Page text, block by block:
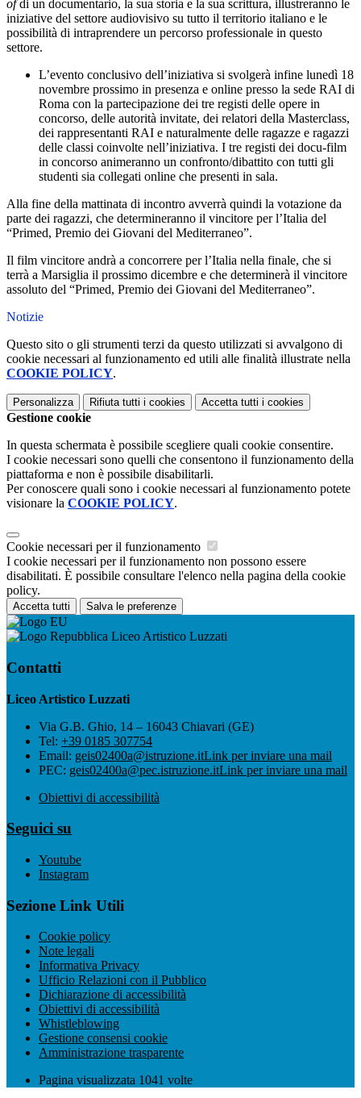
ofdi un documentario, la sua storia e la sua scrittura, illustreranno le
iniziative del settore audiovisivo su tutto il territorio italiano e le
possibilità di intraprendere un percorso professionale in questo
settore.
L’evento conclusivo dell’iniziativa si svolgerà infine lunedì 18
novembre prossimo in presenza e online presso la sede RAI di
Roma con la partecipazione dei tre registi delle opere in
concorso, delle autorità invitate, dei relatori della Masterclass,
dei rappresentanti RAI e naturalmente delle ragazze e ragazzi
delle classi coinvolte nell’iniziativa. I tre registi dei docu-film
in concorso animeranno un confronto/dibattito con tutti gli
studenti sia collegati online che presenti in sala.
Alla fine della mattinata di incontro avverrà quindi la votazione da
parte dei ragazzi, che determineranno il vincitore per l’Italia del
“Primed, Premio dei Giovani del Mediterraneo”.
Il film vincitore andrà a concorrere per l’Italia nella finale, che si
terrà a Marsiglia il prossimo dicembre e che determinerà il vincitore
assoluto del “Primed, Premio dei Giovani del Mediterraneo”.
Notizie
Questo sito o gli strumenti terzi da questo utilizzati si avvalgono di
cookie necessari al funzionamento ed utili alle finalità illustrate nella
COOKIE POLICY.
Personalizza Rifiuta tutti i cookies Accetta tutti i cookies
Gestione cookie
In questa schermata è possibile scegliere quali cookie consentire.
I cookie necessari sono quelli che consentono il funzionamento della
piattaforma e non è possibile disabilitarli.
Per conoscere quali sono i cookie necessari al funzionamento potete
visionare la COOKIE POLICY.
Cookie necessari per il funzionamento
I cookie necessari per il funzionamento non possono essere
disabilitati. È possibile consultare l'elenco nella pagina della cookie
policy.
Accetta tutti Salva le preferenze
Liceo Artistico Luzzati
Contatti
Liceo Artistico Luzzati
Via G.B. Ghio, 14 – 16043 Chiavari (GE)
Tel: +39 0185 307754
Email: geis02400a@istruzione.itLink per inviare una mail
PEC: geis02400a@pec.istruzione.itLink per inviare una mail
Obiettivi di accessibilità
Seguici su
Youtube
Instagram
Sezione Link Utili
Cookie policy
Note legali
Informativa Privacy
Ufficio Relazioni con il Pubblico
Dichiarazione di accessibilità
Obiettivi di accessibilità
Whistleblowing
Gestione consensi cookie
Amministrazione trasparente
Pagina visualizzata 1041 volte